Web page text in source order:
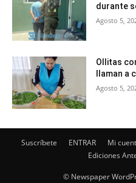
durante
Agosto 5,
Ollitas
llaman
Agosto 5,
Suscríbete ENTRAR Mi
Ediciones
© Newspaper